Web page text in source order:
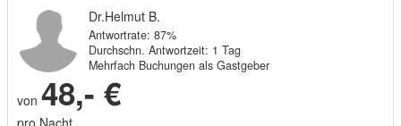
Durchschn. Antwortzeit: 1 Tag
Mehrfach Buchungen als Gastgeber
von 48,- €
pro Nacht
Buchung anfragen